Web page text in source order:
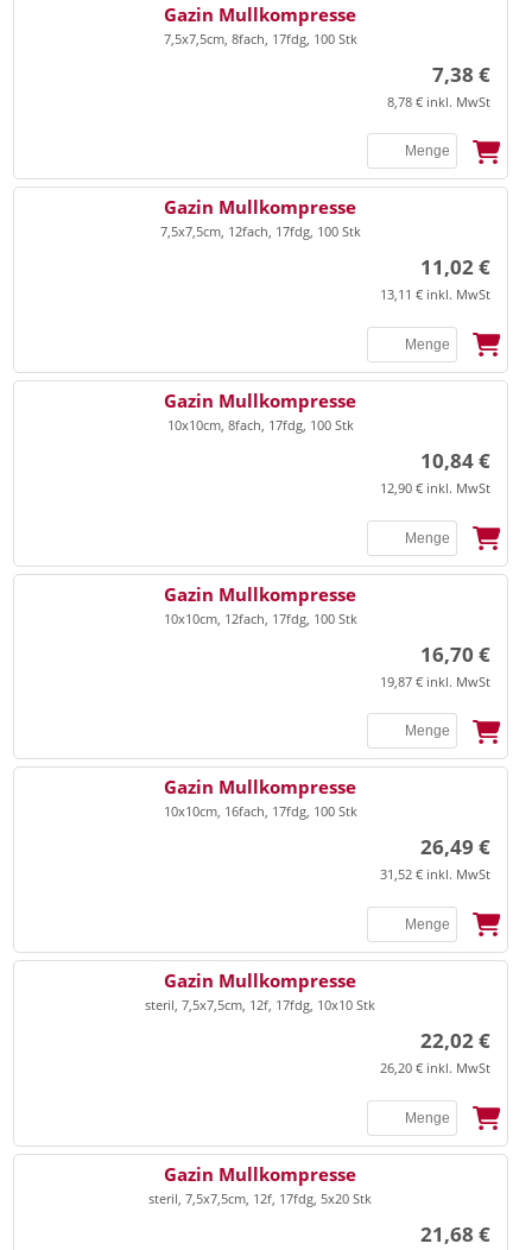
Gazin Mullkompresse
7,5x7,5cm, 8fach, 17fdg, 100 Stk
7,38 €
8,78 € inkl. MwSt
Gazin Mullkompresse
7,5x7,5cm, 12fach, 17fdg, 100 Stk
11,02 €
13,11 € inkl. MwSt
Gazin Mullkompresse
10x10cm, 8fach, 17fdg, 100 Stk
10,84 €
12,90 € inkl. MwSt
Gazin Mullkompresse
10x10cm, 12fach, 17fdg, 100 Stk
16,70 €
19,87 € inkl. MwSt
Gazin Mullkompresse
10x10cm, 16fach, 17fdg, 100 Stk
26,49 €
31,52 € inkl. MwSt
Gazin Mullkompresse
steril, 7,5x7,5cm, 12f, 17fdg, 10x10 Stk
22,02 €
26,20 € inkl. MwSt
Gazin Mullkompresse
steril, 7,5x7,5cm, 12f, 17fdg, 5x20 Stk
21,68 €